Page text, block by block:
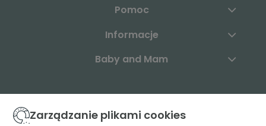
Pomoc
Informacje
Baby and Mam
Zarządzanie plikami cookies